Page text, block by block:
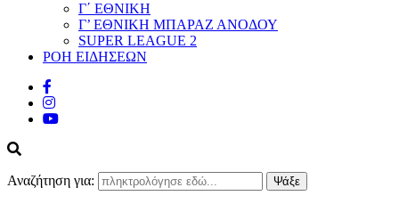
Γ΄ ΕΘΝΙΚΗ
Γ’ ΕΘΝΙΚΗ ΜΠΑΡΑΖ ΑΝΟΔΟΥ
SUPER LEAGUE 2
ΡΟΗ ΕΙΔΗΣΕΩΝ
Αναζήτηση για: